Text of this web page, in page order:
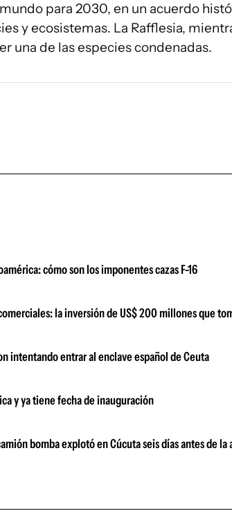
para 2030, en un acuerdo
y ecosistemas. La Rafflesia,
una de las especies condenadas.
cómo son los imponentes cazas F-16
la inversión de US$ 200 millones que
intentando entrar al enclave español de Ceuta
y ya tiene fecha de inauguración
bomba explotó en Cúcuta seis días antes de la